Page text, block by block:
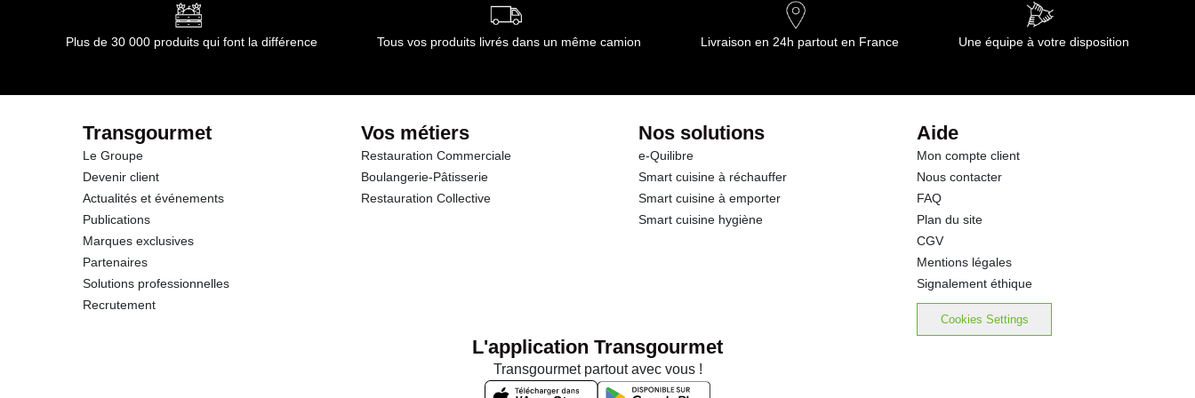
Protéines
Sel
Plus de 30 000 produits qui font la différence Tous vos produits livrés dans un même camion Livraison en 24h partout en France Une équipe à votre disposition
Transgourmet
Le Groupe
Devenir client
Actualités et événements
Publications
Marques exclusives
Partenaires
Solutions professionnelles
Recrutement
Vos métiers
Restauration Commerciale
Boulangerie-Pâtisserie
Restauration Collective
Nos solutions
e-Quilibre
Smart cuisine à réchauffer
Smart cuisine à emporter
Smart cuisine hygiène
Aide
Mon compte client
Nous contacter
FAQ
Plan du site
CGV
Mentions légales
Signalement éthique
Cookies Settings
L'application Transgourmet
Transgourmet partout avec vous !